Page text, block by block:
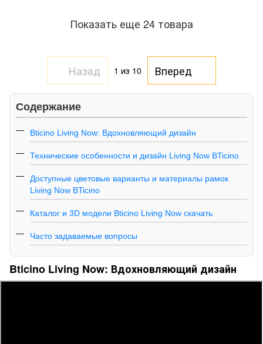
Показать еще 24 товара
Назад 1 из 10 Вперед
Содержание
Bticino Living Now: Вдохновляющий дизайн
Технические особенности и дизайн Living Now BTicino
Доступные цветовые варианты и материалы рамок
Living Now BTicino
Каталог и 3D модели Bticino Living Now скачать
Часто задаваемые вопросы
Bticino Living Now: Вдохновляющий дизайн